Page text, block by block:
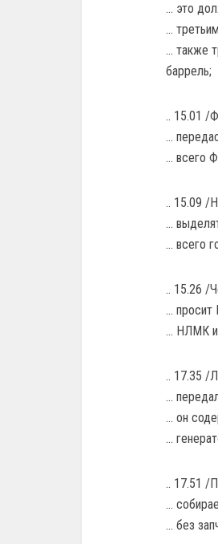
… это
…
… также
баррель;
.. 15.01 /
…
… всего
.. 15.09 /
…
… всего
.. 15.26 /
… просит
… НЛМК
.. 17.35 /
…
… он
…
.. 17.51 /
…
… без